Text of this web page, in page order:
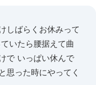
しばらくお休みって
いたら腰据えて曲
で いっぱい休んで
思った時にやってく